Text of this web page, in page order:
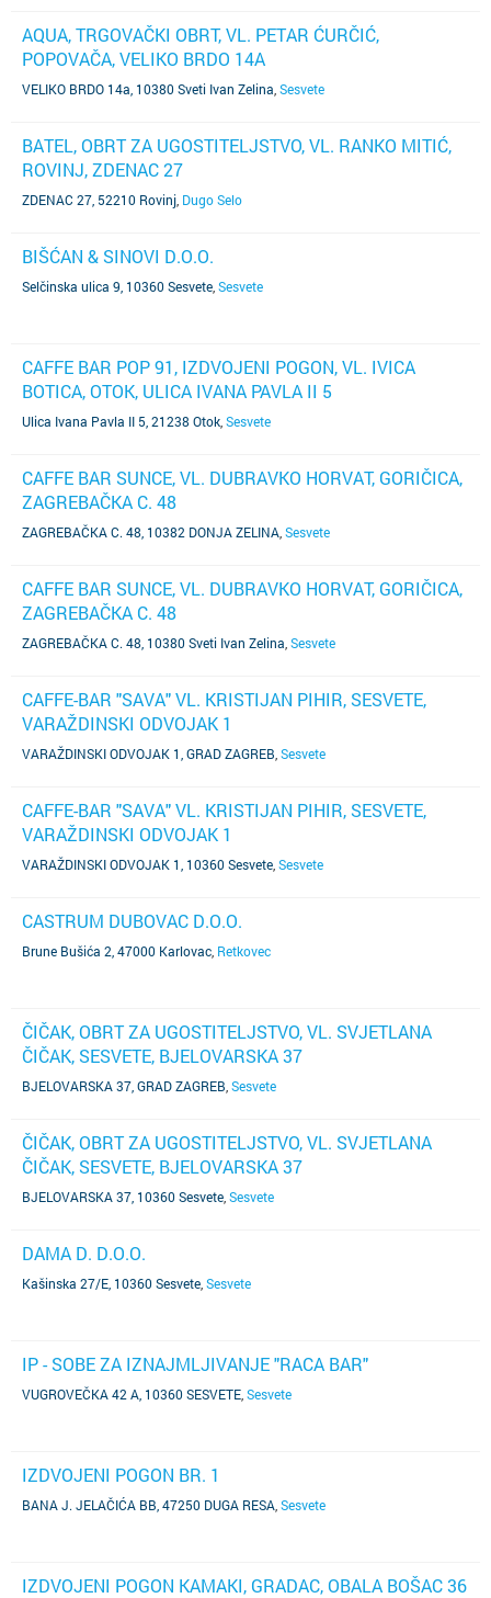
AQUA, TRGOVAČKI OBRT, VL. PETAR ĆURČIĆ,
POPOVAČA, VELIKO BRDO 14A
VELIKO BRDO 14a, 10380 Sveti Ivan Zelina Sesvete
BATEL, OBRT ZA UGOSTITELJSTVO, VL. RANKO MITIĆ,
ROVINJ, ZDENAC 27
ZDENAC 27, 52210 Rovinj Dugo Selo
BIŠĆAN & SINOVI D.O.O.
Selčinska ulica 9, 10360 Sesvete Sesvete
CAFFE BAR POP 91, IZDVOJENI POGON, VL. IVICA
BOTICA, OTOK, ULICA IVANA PAVLA II 5
Ulica Ivana Pavla II 5, 21238 Otok Sesvete
CAFFE BAR SUNCE, VL. DUBRAVKO HORVAT, GORIČICA,
ZAGREBAČKA C. 48
ZAGREBAČKA C. 48, 10382 DONJA ZELINA Sesvete
CAFFE BAR SUNCE, VL. DUBRAVKO HORVAT, GORIČICA,
ZAGREBAČKA C. 48
ZAGREBAČKA C. 48, 10380 Sveti Ivan Zelina Sesvete
CAFFE-BAR "SAVA" VL. KRISTIJAN PIHIR, SESVETE,
VARAŽDINSKI ODVOJAK 1
VARAŽDINSKI ODVOJAK 1, GRAD ZAGREB Sesvete
CAFFE-BAR "SAVA" VL. KRISTIJAN PIHIR, SESVETE,
VARAŽDINSKI ODVOJAK 1
VARAŽDINSKI ODVOJAK 1, 10360 Sesvete Sesvete
CASTRUM DUBOVAC D.O.O.
Brune Bušića 2, 47000 Karlovac Retkovec
ČIČAK, OBRT ZA UGOSTITELJSTVO, VL. SVJETLANA
ČIČAK, SESVETE, BJELOVARSKA 37
BJELOVARSKA 37, GRAD ZAGREB Sesvete
ČIČAK, OBRT ZA UGOSTITELJSTVO, VL. SVJETLANA
ČIČAK, SESVETE, BJELOVARSKA 37
BJELOVARSKA 37, 10360 Sesvete Sesvete
DAMA D. D.O.O.
Kašinska 27/E, 10360 Sesvete Sesvete
IP - SOBE ZA IZNAJMLJIVANJE "RACA BAR"
VUGROVEČKA 42 A, 10360 SESVETE Sesvete
IZDVOJENI POGON BR. 1
BANA J. JELAČIĆA BB, 47250 DUGA RESA Sesvete
IZDVOJENI POGON KAMAKI, GRADAC, OBALA BOŠAC 36